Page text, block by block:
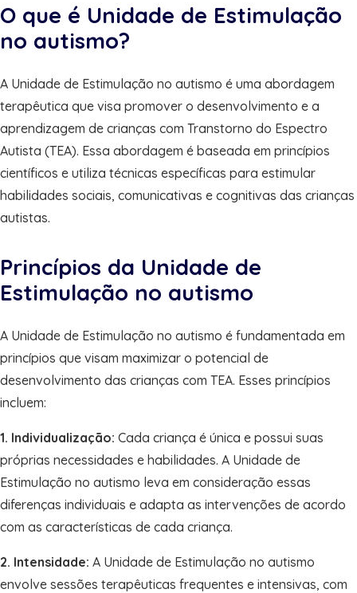
O que é Unidade de Estimulação
no autismo?
A Unidade de Estimulação no autismo é uma abordagem
terapêutica que visa promover o desenvolvimento e a
aprendizagem de crianças com Transtorno do Espectro
Autista (TEA). Essa abordagem é baseada em princípios
científicos e utiliza técnicas específicas para estimular
habilidades sociais, comunicativas e cognitivas das crianças
autistas.
Princípios da Unidade de
Estimulação no autismo
A Unidade de Estimulação no autismo é fundamentada em
princípios que visam maximizar o potencial de
desenvolvimento das crianças com TEA. Esses princípios
incluem:
1. Individualização: Cada criança é única e possui suas
próprias necessidades e habilidades. A Unidade de
Estimulação no autismo leva em consideração essas
diferenças individuais e adapta as intervenções de acordo
com as características de cada criança.
2. Intensidade: A Unidade de Estimulação no autismo
envolve sessões terapêuticas frequentes e intensivas, com